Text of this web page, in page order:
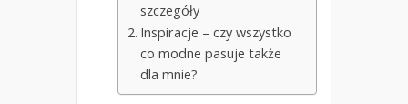
szczegóły
Inspiracje – czy wszystko
co modne pasuje także
dla mnie?